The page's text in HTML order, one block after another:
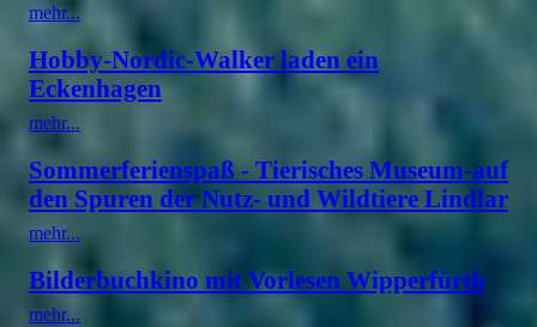
mehr...
Hobby-Nordic-Walker laden ein
Eckenhagen
mehr...
Sommerferienspaß - Tierisches Museum-auf
den Spuren der Nutz- und Wildtiere Lindlar
mehr...
Bilderbuchkino mit Vorlesen Wipperfürth
mehr...